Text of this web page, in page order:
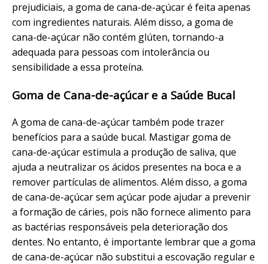
prejudiciais, a goma de cana-de-açúcar é feita apenas
com ingredientes naturais. Além disso, a goma de
cana-de-açúcar não contém glúten, tornando-a
adequada para pessoas com intolerância ou
sensibilidade a essa proteína.
Goma de Cana-de-açúcar e a Saúde Bucal
A goma de cana-de-açúcar também pode trazer
benefícios para a saúde bucal. Mastigar goma de
cana-de-açúcar estimula a produção de saliva, que
ajuda a neutralizar os ácidos presentes na boca e a
remover partículas de alimentos. Além disso, a goma
de cana-de-açúcar sem açúcar pode ajudar a prevenir
a formação de cáries, pois não fornece alimento para
as bactérias responsáveis pela deterioração dos
dentes. No entanto, é importante lembrar que a goma
de cana-de-açúcar não substitui a escovação regular e